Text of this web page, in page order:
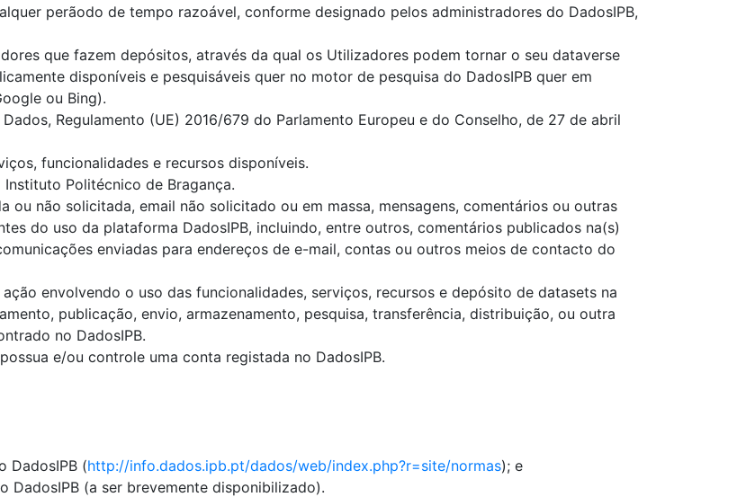
perãodo de tempo razoável, conforme designado pelos administradores do DadosIPB,
que fazem depósitos, através da qual os Utilizadores podem tornar o seu dataverse
disponíveis e pesquisáveis quer no motor de pesquisa do DadosIPB quer em
ou Bing).
Regulamento (UE) 2016/679 do Parlamento Europeu e do Conselho, de 27 de abril
funcionalidades e recursos disponíveis.
Politécnico de Bragança.
ou não solicitada, email não solicitado ou em massa, mensagens, comentários ou outras
do uso da plataforma DadosIPB, incluindo, entre outros, comentários publicados na(s)
enviadas para endereços de e-mail, contas ou outros meios de contacto do
envolvendo o uso das funcionalidades, serviços, recursos e depósito de datasets na
publicação, envio, armazenamento, pesquisa, transferência, distribuição, ou outra
no DadosIPB.
e/ou controle uma conta registada no DadosIPB.
DadosIPB (http://info.dados.ipb.pt/dados/web/index.php?r=site/normas); e
DadosIPB (a ser brevemente disponibilizado).